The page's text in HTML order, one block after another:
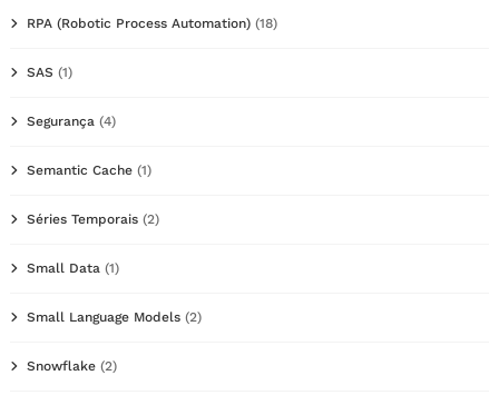
RPA (Robotic Process Automation) (18)
SAS (1)
Segurança (4)
Semantic Cache (1)
Séries Temporais (2)
Small Data (1)
Small Language Models (2)
Snowflake (2)